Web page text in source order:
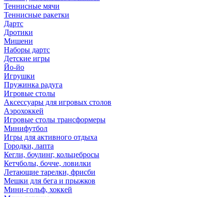
Теннисные мячи
Теннисные ракетки
Дартс
Дротики
Мишени
Наборы дартс
Детские игры
Йо-йо
Игрушки
Пружинка радуга
Игровые столы
Аксессуары для игровых столов
Аэрохоккей
Игровые столы трансформеры
Минифутбол
Игры для активного отдыха
Городки, лапта
Кегли, боулинг, кольцебросы
Кетчболы, бочче, ловилки
Летающие тарелки, фрисби
Мешки для бега и прыжков
Мини-гольф, хоккей